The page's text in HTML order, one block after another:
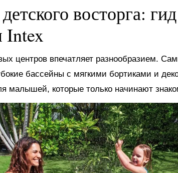
восторга:
Intex
центров впечатляет разнообразием.
бассейны с мягкими бортиками и
малышей, которые только начинают